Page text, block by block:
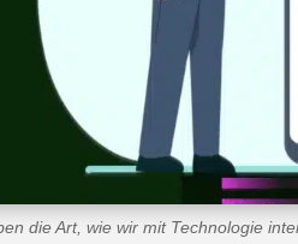
die Art, wie wir mit Technologie